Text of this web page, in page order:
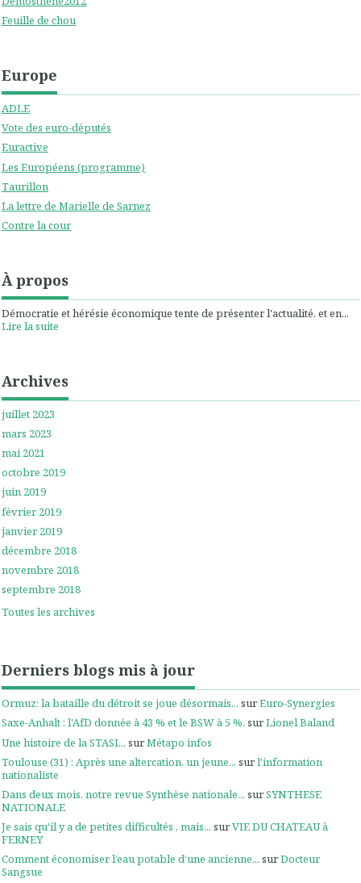
Feuille de chou
Europe
ADLE
Vote des euro-députés
Euractive
Les Européens (programme)
Taurillon
La lettre de Marielle de Sarnez
Contre la cour
À propos
Démocratie et hérésie économique tente de présenter l'actualité, et en...
Lire la suite
Archives
juillet 2023
mars 2023
mai 2021
octobre 2019
juin 2019
février 2019
janvier 2019
décembre 2018
novembre 2018
septembre 2018
Toutes les archives
Derniers blogs mis à jour
Ormuz: la bataille du détroit se joue désormais... surEuro-Synergies
Saxe-Anhalt : l'AfD donnée à 43 % et le BSW à 5 %. surLionel Baland
Une histoire de la STASI... surMétapo infos
Toulouse (31) : Après une altercation, un jeune... surl'information
nationaliste
Dans deux mois, notre revue Synthèse nationale... surSYNTHESE
NATIONALE
Je sais qu'il y a de petites difficultés , mais... surVIE DU CHATEAU à
FERNEY
Comment économiser l’eau potable d’une ancienne... surDocteur
Sangsue